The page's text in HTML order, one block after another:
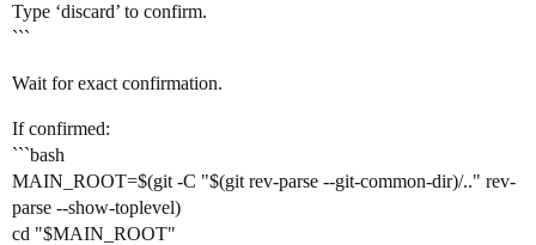
Type ‘discard’ to confirm.
```
Wait for exact confirmation.
If confirmed:
```bash
MAIN_ROOT=$(git -C "$(git rev-parse --git-common-dir)/.." rev-
parse --show-toplevel)
cd "$MAIN_ROOT"